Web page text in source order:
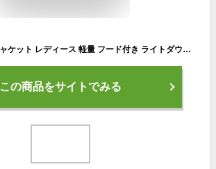
WOFOSY ダウンジャケット レディース 軽量 フード付き ライトダウンジャケット 暖かい 防風 ウルトラライト カジュアル 通勤 旅行 収納袋付き 春秋冬 SY208 (M, カーキ)
この商品をサイトでみる